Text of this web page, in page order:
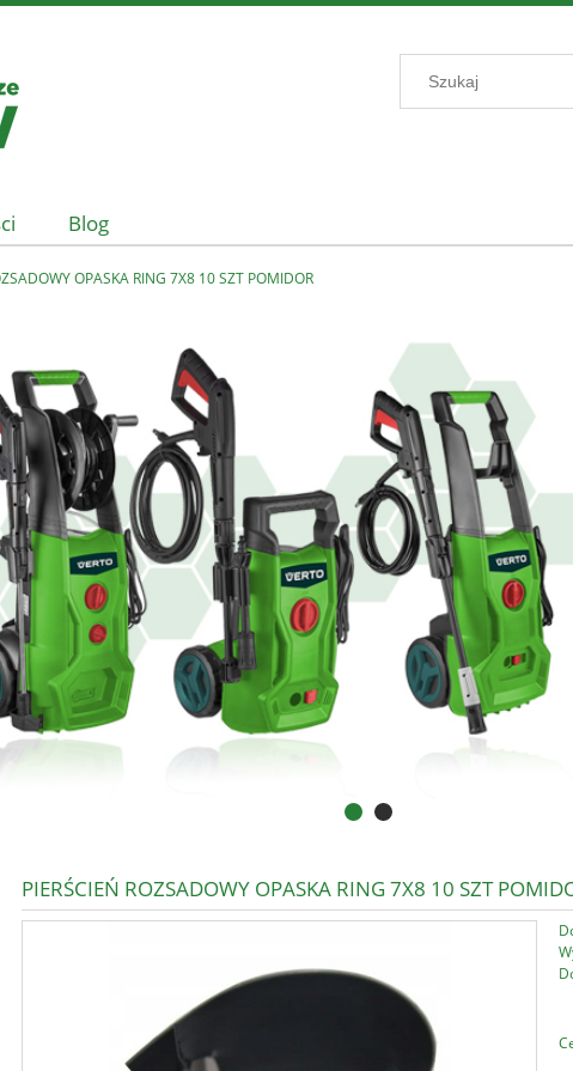
Blog
OPASKA RING 7X8 10 SZT POMIDOR
PIERŚCIEŃ ROZSADOWY OPASKA RING 7X8 10 SZT